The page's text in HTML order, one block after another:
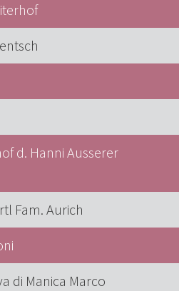
d. Hanni Ausserer
Fam. Aurich
di Manica Marco